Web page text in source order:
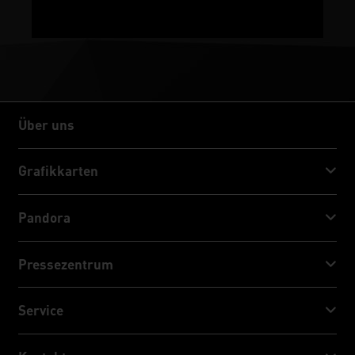
Über uns
Über uns
Grafikkarten
GeForce RTX™ 40 Series
GeForce RTX™ 30 Series
Pandora
NVIDIA Jetson Orin™ Nano Super
Pressezentrum
Social Media
Service